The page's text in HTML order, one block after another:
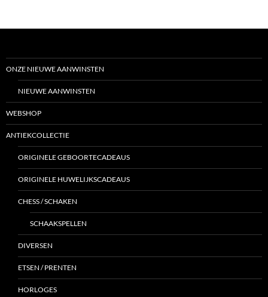
ONZE NIEUWE AANWINSTEN
NIEUWE AANWINSTEN
WEBSHOP
ANTIEKCOLLECTIE
ORIGINELE GEBOORTECADEAUS
ORIGINELE HUWELIJKSCADEAUS
CHESS / SCHAKEN
SCHAAKSPELLEN
DIVERSEN
ETSEN / PRENTEN
HORLOGES